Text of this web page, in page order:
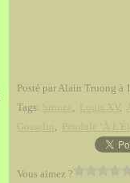
Posté par Alain Truong à
Tags:
, ,
,
Vous aimez ?